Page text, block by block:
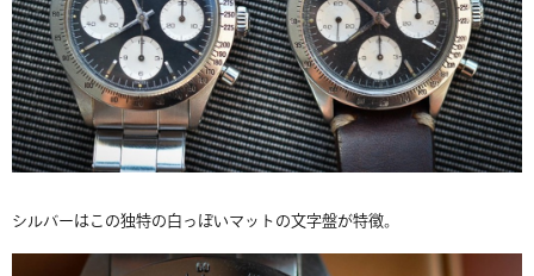
シルバーはこの独特の白っぽいマットの文字盤が特徴。